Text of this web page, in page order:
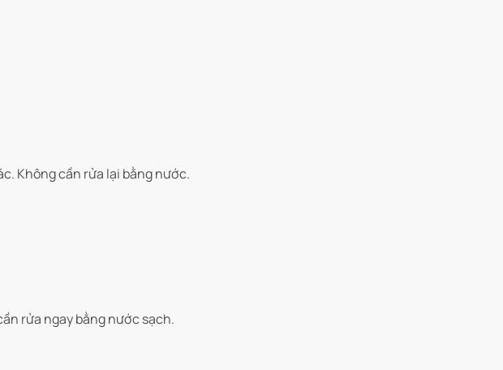
Không cần rửa lại bằng nước.
rửa ngay bằng nước sạch.